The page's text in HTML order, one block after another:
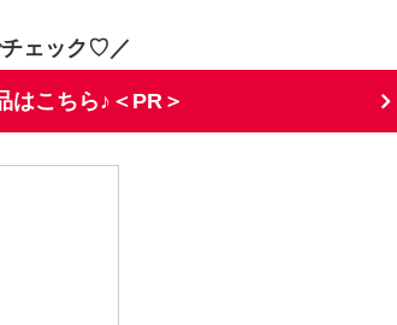
チェック♡／
はこちら♪＜PR＞